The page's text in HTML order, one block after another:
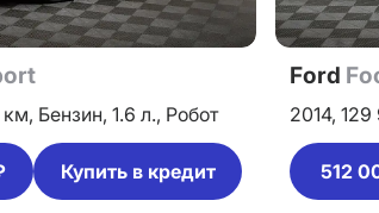
км, Бензин, 1.6 л., Робот
Купить в кредит
Ford
2014, 129
512